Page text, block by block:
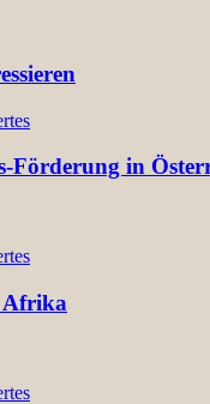
Förderung in
Afrika